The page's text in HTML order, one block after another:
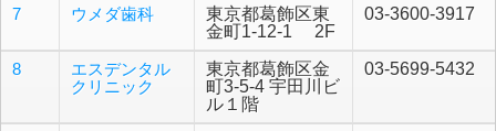
7 ウメダ歯科
東京都葛飾区東
金町1-12-1 2F
03-3600-3917
8
エスデンタル
クリニック
東京都葛飾区金
町3-5-4 宇田川ビ
ル１階
03-5699-5432